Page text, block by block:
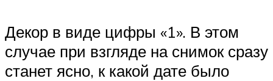
Декор в виде цифры «1». В этом
случае при взгляде на снимок сразу
станет ясно, к какой дате было